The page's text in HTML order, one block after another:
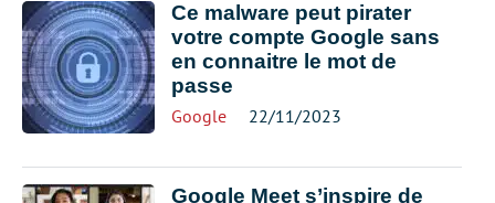
Ce malware peut pirater
votre compte Google sans
en connaitre le mot de
passe
Google 22/11/2023
Google Meet s’inspire de